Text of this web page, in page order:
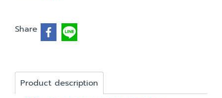
Share
Product description